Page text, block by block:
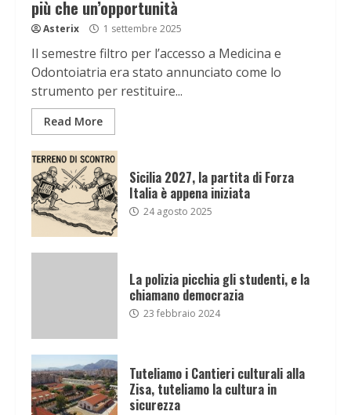
più che un’opportunità
Asterix 1 settembre 2025
Il semestre filtro per l’accesso a Medicina e
Odontoiatria era stato annunciato come lo
strumento per restituire...
Read More
Sicilia 2027, la partita di Forza
Italia è appena iniziata
24 agosto 2025
La polizia picchia gli studenti, e la
chiamano democrazia
23 febbraio 2024
Tuteliamo i Cantieri culturali alla
Zisa, tuteliamo la cultura in
sicurezza